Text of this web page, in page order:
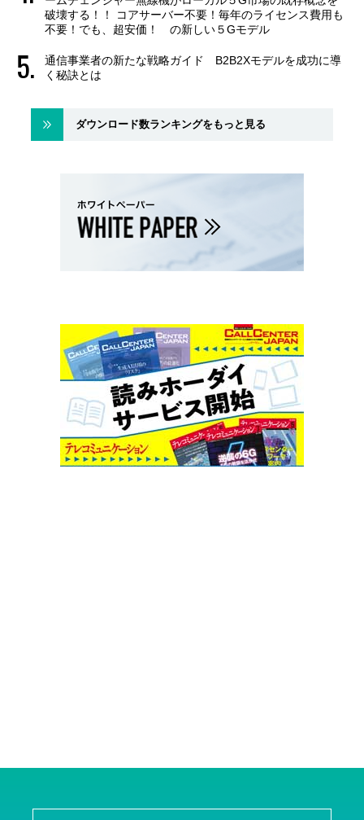
破壊する！！ コアサーバー不要！毎年のライセンス費用も
不要！でも、超安価！ の新しい５Gモデル
通信事業者の新たな戦略ガイド B2B2Xモデルを成功に導
く秘訣とは
ダウンロード数ランキングをもっと見る